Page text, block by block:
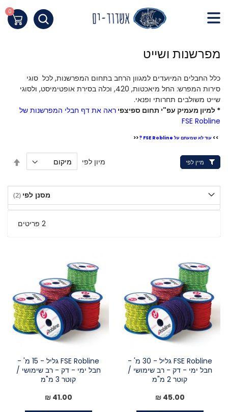
של
אינטרנט,
לחץ
אנטר
לאזור
מרכזי
Content
העגלה
0
מפרשנות ושייט
כלל החבלים המיועדים למגוון הרחב בתחום המפרשנות, לכל סוגי
סירות המפרש: החל מיאכטות, 420, וכלה בסירת אופטימיסט, ולסוגי
שייט משולבים תחרותי ופנאי.
* למיון מעמיק עפ"י תחום ספיצפי ראה את דף חבלי המפרשנות של
FSE Robline
>> עוד לא שמעתם על FSE Robline ? <<
2 פריטים
מיון לפי
FSE Robline גליל - 30 מ' -
חבל ימי - דק - רב שימושי /
קוטר 2 מ"מ
45.00 ₪
FSE Robline גליל - 15 מ' -
חבל ימי - דק - רב שימושי /
קוטר 3 מ"מ
41.00 ₪
מיין לפי
מסנן לפי